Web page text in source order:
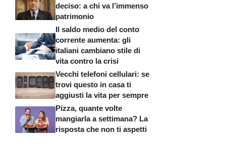
deciso: a chi va l’immenso
patrimonio
Il saldo medio del conto
corrente aumenta: gli
italiani cambiano stile di
vita contro la crisi
Vecchi telefoni cellulari: se
trovi questo in casa ti
aggiusti la vita per sempre
Pizza, quante volte
mangiarla a settimana? La
risposta che non ti aspetti